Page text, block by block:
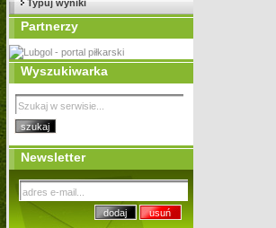
Typuj wyniki
Partnerzy
Wyszukiwarka
Newsletter